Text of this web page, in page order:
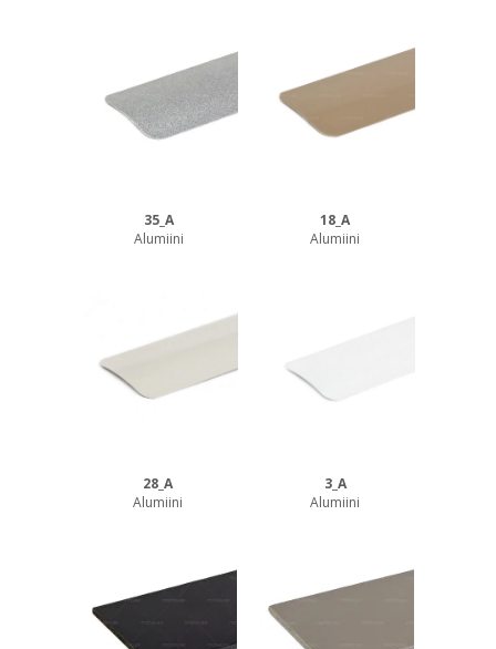
35_A
Alumiini
18_A
Alumiini
28_A
Alumiini
3_A
Alumiini